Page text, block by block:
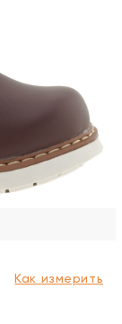
Как измерить